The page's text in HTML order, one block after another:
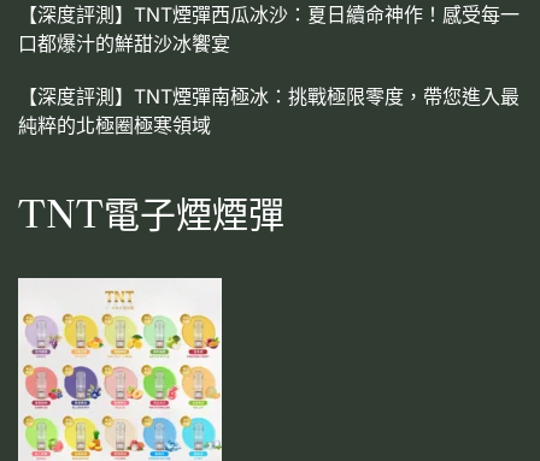
【深度評測】TNT煙彈西瓜冰沙：夏日續命神作！感受每一
口都爆汁的鮮甜沙冰饗宴
【深度評測】TNT煙彈南極冰：挑戰極限零度，帶您進入最
純粹的北極圈極寒領域
TNT電子煙煙彈